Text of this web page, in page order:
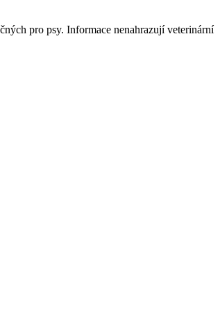
pro psy. Informace nenahrazují veterinární